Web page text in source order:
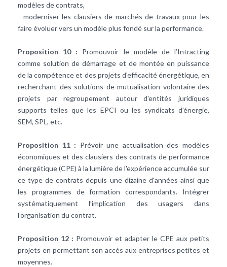
modèles de contrats,
- moderniser les clausiers de marchés de travaux pour les
faire évoluer vers un modèle plus fondé sur la performance.
Proposition 10 : Promouvoir le modèle de l’Intracting
comme solution de démarrage et de montée en puissance
de la compétence et des projets d'efficacité énergétique, en
recherchant des solutions de mutualisation volontaire des
projets par regroupement autour d'entités juridiques
supports telles que les EPCI ou les syndicats d'énergie,
SEM, SPL, etc.
Proposition 11 : Prévoir une actualisation des modèles
économiques et des clausiers des contrats de performance
énergétique (CPE) à la lumière de l'expérience accumulée sur
ce type de contrats depuis une dizaine d'années ainsi que
les programmes de formation correspondants. Intégrer
systématiquement l’implication des usagers dans
l’organisation du contrat.
Proposition 12 : Promouvoir et adapter le CPE aux petits
projets en permettant son accès aux entreprises petites et
moyennes.